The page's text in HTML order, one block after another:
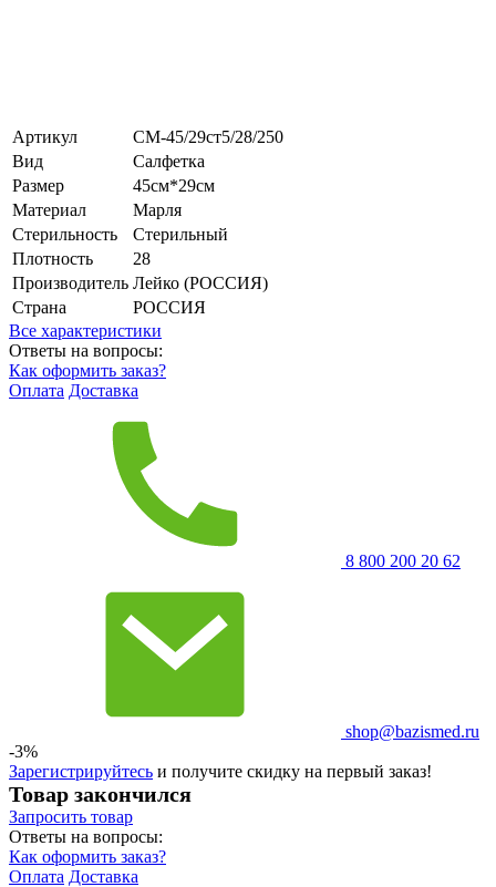
Артикул
СМ-45/29ст5/28/250
Вид
Салфетка
Размер
45см*29см
Материал
Марля
Стерильность
Стерильный
Плотность
28
Производитель Лейко (РОССИЯ)
Страна
РОССИЯ
Все характеристики
Ответы на вопросы:
Как оформить заказ?
Оплата Доставка
8 800 200 20 62
shop@bazismed.ru
-3%
Зарегистрируйтесь и получите скидку на первый заказ!
Товар закончился
Запросить товар
Ответы на вопросы:
Как оформить заказ?
Оплата Доставка